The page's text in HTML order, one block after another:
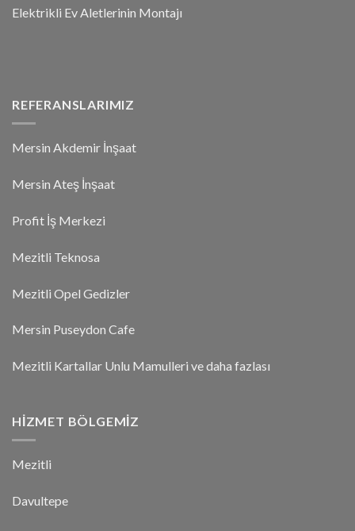
Elektrikli Ev Aletlerinin Montajı
REFERANSLARIMIZ
Mersin Akdemir İnşaat
Mersin Ateş İnşaat
Profit İş Merkezi
Mezitli Teknosa
Mezitli Opel Gedizler
Mersin Puseydon Cafe
Mezitli Kartallar Unlu Mamulleri ve daha fazlası
HIZMET BÖLGEMIZ
Mezitli
Davultepe